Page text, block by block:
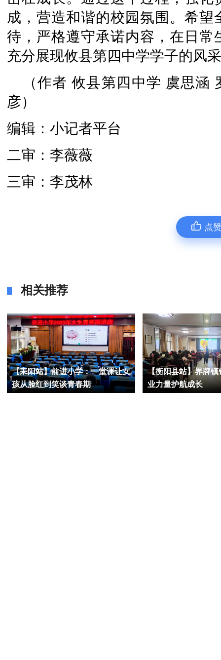
成，营造和谐的校园氛围。希
待，严格遵守承诺内容，在日
充分展现攸县第四中学学子的风
（作者 攸县第四中学 虞思
彦）
编辑：小记者平台
二审：李薇薇
三审：李茂林
点
相关推荐
【耒阳站】前进小学：一堂课让女
孩从脸红到笑谈青春期
【衡阳县站】界牌镇
业力量护航成长